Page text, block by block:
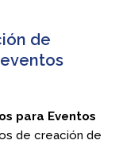
de
para Eventos
de creación de